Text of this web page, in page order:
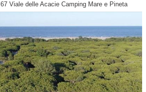
67 Viale delle Acacie Camping Mare e Pineta